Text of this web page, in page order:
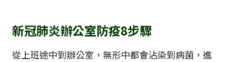
新冠肺炎辦公室防疫8步驟
從上班途中到辦公室，無形中都會沾染到病菌，進